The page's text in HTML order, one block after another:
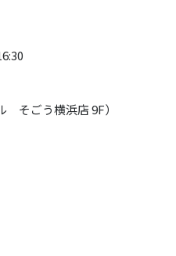
そごう横浜店 9F）